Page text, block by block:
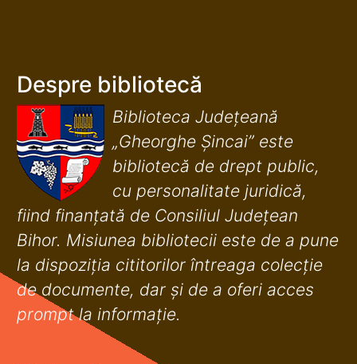
Despre bibliotecă
Biblioteca Județeană
„Gheorghe Șincai” este
bibliotecă de drept public,
cu personalitate juridică,
fiind finanţată de Consiliul Judeţean
Bihor. Misiunea bibliotecii este de a pune
la dispoziţia cititorilor întreaga colecţie
de documente, dar şi de a oferi acces
prompt la informaţie.